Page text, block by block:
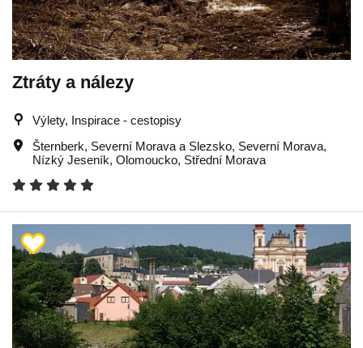
Ztráty a nálezy
Výlety, Inspirace - cestopisy
Šternberk, Severní Morava a Slezsko, Severní Morava,
Nízký Jeseník, Olomoucko, Střední Morava